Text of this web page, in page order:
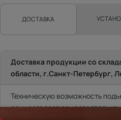
ДОСТАВКА
Доставка продукции со
области, г.Санкт-Петербург,
Техническую возможность
осуществляет самостоятельно.